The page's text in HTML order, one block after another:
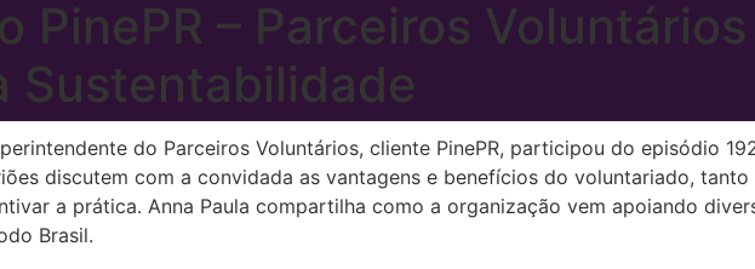
PinePR – Parceiros
Sustentabilidade
do Parceiros Voluntários, cliente PinePR, participou do episódio
discutem com a convidada as vantagens e benefícios do voluntariado,
a prática. Anna Paula compartilha como a organização vem apoiando
Brasil.